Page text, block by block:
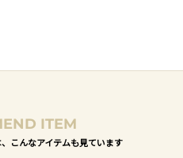
ITEM
こんなアイテムも見ています